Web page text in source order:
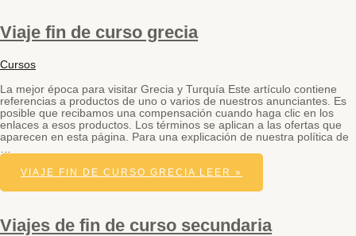
Viaje fin de curso grecia
Cursos
La mejor época para visitar Grecia y Turquía Este artículo contiene
referencias a productos de uno o varios de nuestros anunciantes. Es
posible que recibamos una compensación cuando haga clic en los
enlaces a esos productos. Los términos se aplican a las ofertas que
aparecen en esta página. Para una explicación de nuestra política de
…
VIAJE FIN DE CURSO GRECIA LEER »
Viajes de fin de curso secundaria